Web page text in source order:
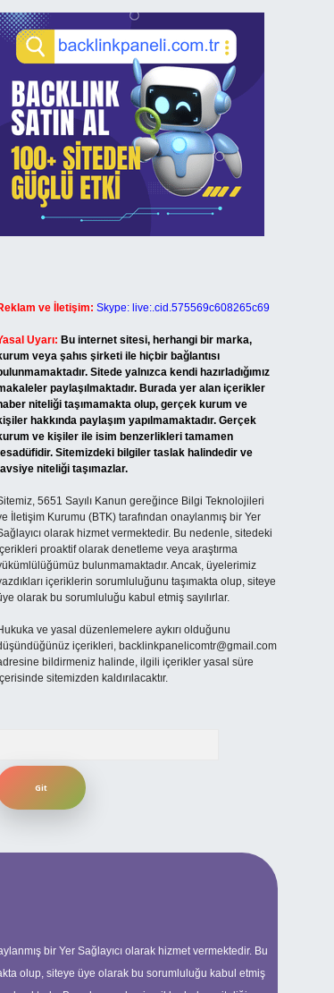
ve İletişim: Skype: live:.cid.575569c608265c69
Uyarı: Bu internet sitesi, herhangi bir marka,
veya şahıs şirketi ile hiçbir bağlantısı
Sitede yalnızca kendi hazırladığımız
paylaşılmaktadır. Burada yer alan içerikler
niteliği taşımamakta olup, gerçek kurum ve
hakkında paylaşım yapılmamaktadır. Gerçek
ve kişiler ile isim benzerlikleri tamamen
Sitemizdeki bilgiler taslak halindedir ve
niteliği taşımazlar.
5651 Sayılı Kanun gereğince Bilgi Teknolojileri
İletişim Kurumu (BTK) tarafından onaylanmış bir Yer
olarak hizmet vermektedir. Bu nedenle, sitedeki
proaktif olarak denetleme veya araştırma
bulunmamaktadır. Ancak, üyelerimiz
içeriklerin sorumluluğunu taşımakta olup, siteye
olarak bu sorumluluğu kabul etmiş sayılırlar.
ve yasal düzenlemelere aykırı olduğunu
içerikleri, backlinkpanelicomtr@gmail.com
bildirmeniz halinde, ilgili içerikler yasal süre
sitemizden kaldırılacaktır.
bir Yer Sağlayıcı olarak hizmet vermektedir. Bu
olup, siteye üye olarak bu sorumluluğu kabul etmiş